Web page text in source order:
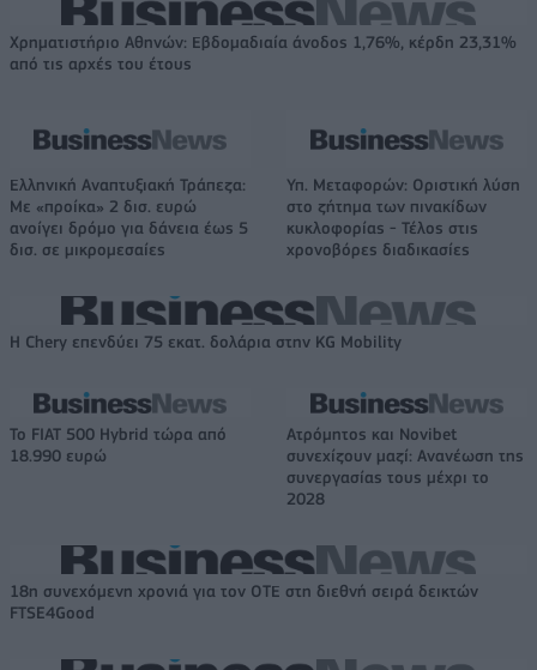
Χρηματιστήριο Αθηνών: Εβδομαδιαία άνοδος 1,76%, κέρδη 23,31%
από τις αρχές του έτους
Ελληνική Αναπτυξιακή Τράπεζα:
Με «προίκα» 2 δισ. ευρώ
ανοίγει δρόμο για δάνεια έως 5
δισ. σε μικρομεσαίες
Υπ. Μεταφορών: Οριστική λύση
στο ζήτημα των πινακίδων
κυκλοφορίας - Τέλος στις
χρονοβόρες διαδικασίες
Η Chery επενδύει 75 εκατ. δολάρια στην KG Mobility
Το FIAT 500 Hybrid τώρα από
18.990 ευρώ
Ατρόμητος και Novibet
συνεχίζουν μαζί: Ανανέωση της
συνεργασίας τους μέχρι το
2028
18η συνεχόμενη χρονιά για τον ΟΤΕ στη διεθνή σειρά δεικτών
FTSE4Good